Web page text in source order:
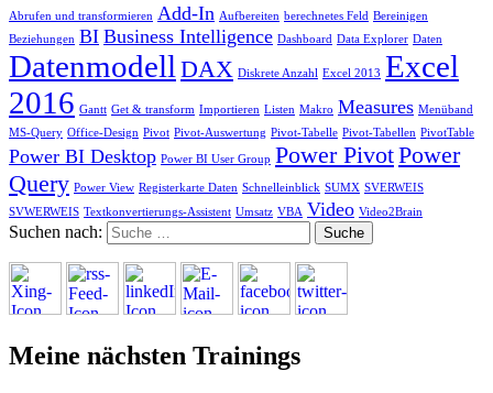
Abrufen und transformieren Add-In Aufbereiten berechnetes Feld Bereinigen
Beziehungen BI Business Intelligence Dashboard Data Explorer Daten
Datenmodell DAX Diskrete Anzahl Excel 2013 Excel
2016 Gantt Get & transform Importieren Listen Makro Measures Menüband
MS-Query Office-Design Pivot Pivot-Auswertung Pivot-Tabelle Pivot-Tabellen PivotTable
Power BI Desktop Power BI User Group Power PivotPower
Query Power View Registerkarte Daten Schnelleinblick SUMX SVERWEIS
SVWERWEIS Textkonvertierungs-Assistent Umsatz VBA Video Video2Brain
Suchen nach:
Meine nächsten Trainings